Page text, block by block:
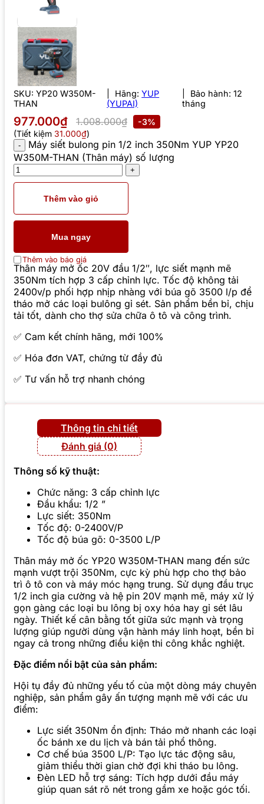
SKU: YP20 W350M-
THAN
Hãng:YUP
(YUPAI)
Bảo hành: 12
tháng
977.000₫ 1.008.000₫
-3%
(Tiết kiệm 31.000₫)
Máy siết bulong pin 1/2 inch 350Nm YUP YP20
W350M-THAN (Thân máy) số lượng
Thêm vào giỏ
Mua ngay
Thêm vào báo giá
Thân máy mở ốc 20V đầu 1/2″, lực siết mạnh mẽ
350Nm tích hợp 3 cấp chỉnh lực. Tốc độ không tải
2400v/p phối hợp nhịp nhàng với búa gõ 3500 l/p để
tháo mở các loại bulông gỉ sét. Sản phẩm bền bỉ, chịu
tải tốt, dành cho thợ sửa chữa ô tô và công trình.
✅ Cam kết chính hãng, mới 100%
✅ Hóa đơn VAT, chứng từ đầy đủ
✅ Tư vấn hỗ trợ nhanh chóng
Thông tin chi tiết
Đánh giá (0)
Thông số kỹ thuật:
Chức năng: 3 cấp chỉnh lực
Đầu khẩu: 1/2 ”
Lực siết: 350Nm
Tốc độ: 0-2400V/P
Tốc độ búa gõ: 0-3500 L/P
Thân máy mở ốc YP20 W350M-THAN mang đến sức
mạnh vượt trội 350Nm, cực kỳ phù hợp cho thợ bảo
trì ô tô con và máy móc hạng trung. Sử dụng đầu trục
1/2 inch gia cường và hệ pin 20V mạnh mẽ, máy xử lý
gọn gàng các loại bu lông bị oxy hóa hay gỉ sét lâu
ngày. Thiết kế cân bằng tốt giữa sức mạnh và trọng
lượng giúp người dùng vận hành máy linh hoạt, bền bỉ
ngay cả trong những điều kiện thi công khắc nghiệt.
Đặc điểm nổi bật của sản phẩm:
Hội tụ đầy đủ những yếu tố của một dòng máy chuyên
nghiệp, sản phẩm gây ấn tượng mạnh mẽ với các ưu
điểm:
Lực siết 350Nm ổn định: Tháo mở nhanh các loại
ốc bánh xe du lịch và bán tải phổ thông.
Cơ chế búa 3500 L/P: Tạo lực tác động sâu,
giảm thiểu thời gian chờ đợi khi tháo bu lông.
Đèn LED hỗ trợ sáng: Tích hợp dưới đầu máy
giúp quan sát rõ nét trong gầm xe hoặc góc tối.